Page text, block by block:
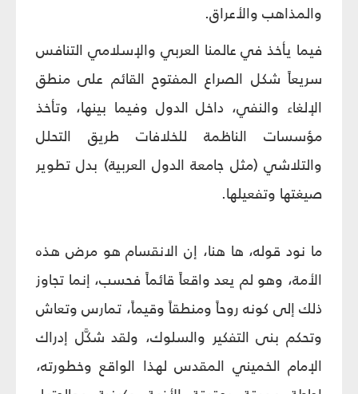
والمذاهب والأعراق.
فيما يأخذ في عالمنا العربي والإسلامي التنافس
سريعاً شكل الصراع المفتوح القائم على منطق
الإلغاء والنفي، داخل الدول وفيما بينها، وتأخذ
مؤسسات الناظمة للخلافات طريق التحلل
والتلاشي (مثل جامعة الدول العربية) بدل تطوير
صيغتها وتفعيلها.
ما نود قوله، ها هنا، إن الانقسام هو مرض هذه
الأمة، وهو لم يعد واقعاً قائماً فحسب، إنما تجاوز
ذلك إلى كونه روحاً ومنطقاً وقيماً، تمارس وتعاش
وتحكم بنى التفكير والسلوك، ولقد شكَّل إدراك
الإمام الخميني المقدس لهذا الواقع وخطورته،